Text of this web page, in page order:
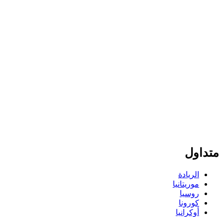
متداول
الريادة
موريتانيا
روسيا
كورونا
أوكرانيا